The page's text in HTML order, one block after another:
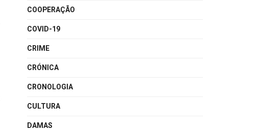
COOPERAÇÃO
COVID-19
CRIME
CRÓNICA
CRONOLOGIA
CULTURA
DAMAS